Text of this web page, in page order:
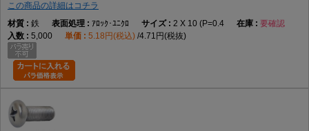
この商品の詳細はコチラ
鉄
ｱﾛｯｸ･ﾕﾆｸﾛ 2 X 10 (P=0.4
要確認
5,000
5.18円(税込) 4.71円(税抜)